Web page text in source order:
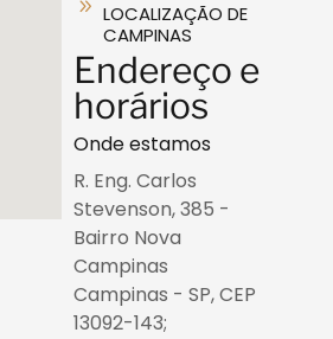
LOCALIZAÇÃO DE
CAMPINAS
Endereço e
horários
Onde estamos
R. Eng. Carlos
Stevenson, 385 -
Bairro Nova
Campinas
Campinas - SP, CEP
13092-143;